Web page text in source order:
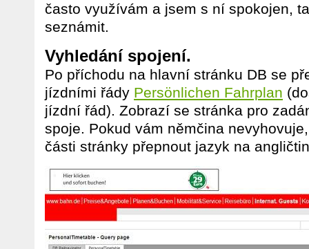
často využívám a jsem s ní spokojen,
seznámit.
Vyhledání spojení.
Po příchodu na hlavní stránku DB se
jízdními řády Persönlichen Fahrplan
jízdní řád). Zobrazí se stránka pro
spoje. Pokud vám němčina
části stránky přepnout jazyk na